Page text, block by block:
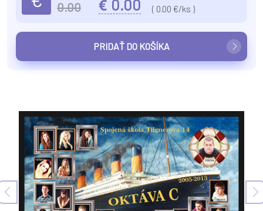
0.00 € 0.00 ( 0.00 €/ks )
PRIDAŤ DO KOŠÍKA